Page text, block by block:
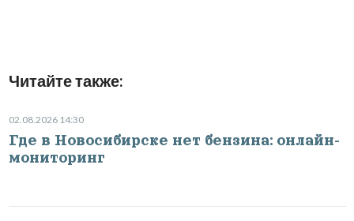
Читайте также:
02.08.2026 14:30
Где в Новосибирске нет бензина: онлайн-
мониторинг